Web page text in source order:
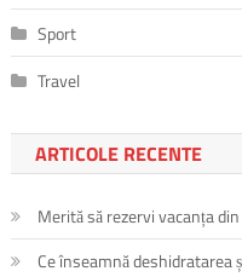
Sport
Travel
ARTICOLE RECENTE
Merită să rezervi vacanța
Ce înseamnă deshidratarea